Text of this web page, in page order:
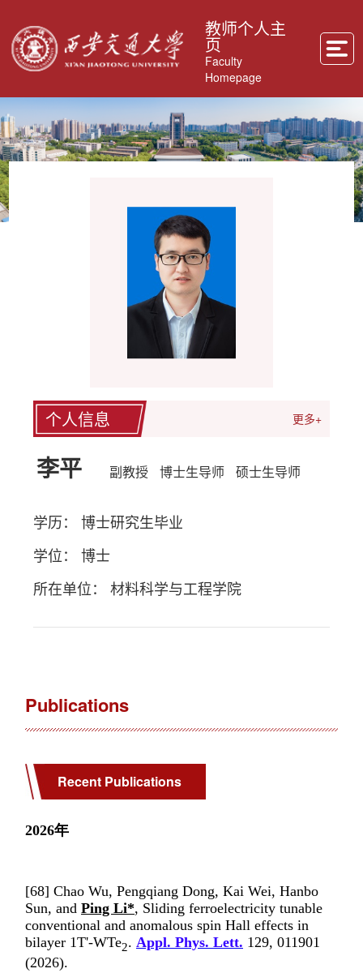
教师个人主
页
Faculty
Homepage
个人信息 更多+
李平 副教授 博士生导师 硕士生导师
学历： 博士研究生毕业
学位： 博士
所在单位： 材料科学与工程学院
Publications
Recent Publications